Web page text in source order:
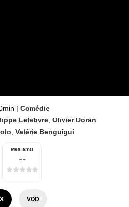
| Comédie
Lefebvre Olivier Doran
Valérie Benguigui
Mes amis
--
VOD